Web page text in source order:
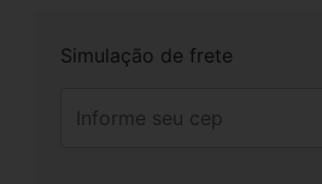
Simulação de frete